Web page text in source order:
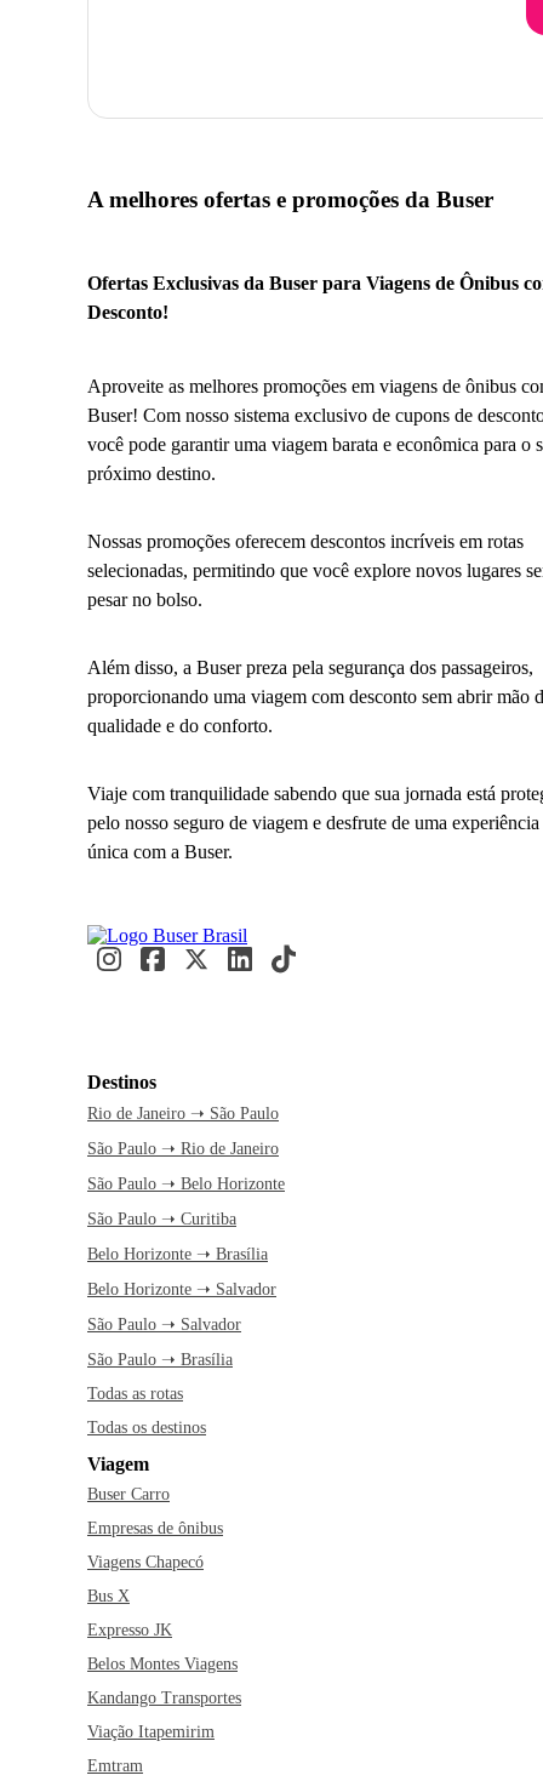
A melhores ofertas e promoções da Buser
Ofertas Exclusivas da Buser para Viagens de Ônibus
Desconto!
Aproveite as melhores promoções em viagens de ônibus
Buser! Com nosso sistema exclusivo de cupons de
você pode garantir uma viagem barata e econômica para o
próximo destino.
Nossas promoções oferecem descontos incríveis em rotas
selecionadas, permitindo que você explore novos lugares
pesar no bolso.
Além disso, a Buser preza pela segurança dos passageiros,
proporcionando uma viagem com desconto sem abrir mão
qualidade e do conforto.
Viaje com tranquilidade sabendo que sua jornada está
pelo nosso seguro de viagem e desfrute de uma experiência
única com a Buser.
Destinos
Rio de Janeiro ➝ São Paulo
São Paulo ➝ Rio de Janeiro
São Paulo ➝ Belo Horizonte
São Paulo ➝ Curitiba
Belo Horizonte ➝ Brasília
Belo Horizonte ➝ Salvador
São Paulo ➝ Salvador
São Paulo ➝ Brasília
Todas as rotas
Todas os destinos
Viagem
Buser Carro
Empresas de ônibus
Viagens Chapecó
Bus X
Expresso JK
Belos Montes Viagens
Kandango Transportes
Viação Itapemirim
Emtram